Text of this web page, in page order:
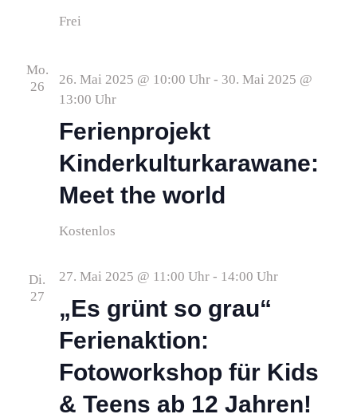
Frei
Mo.
26
26. Mai 2025 @ 10:00 Uhr- 30. Mai 2025 @
13:00 Uhr
Ferienprojekt
Kinderkulturkarawane:
Meet the world
Kostenlos
Di.
27
27. Mai 2025 @ 11:00 Uhr- 14:00 Uhr
„Es grünt so grau“
Ferienaktion:
Fotoworkshop für Kids
& Teens ab 12 Jahren!